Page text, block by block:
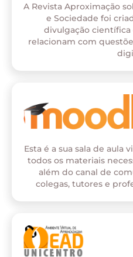
A Revista Aproximação
e Sociedade foi
divulgação científica
relacionam com
Esta é a sua sala de aula
todos os materiais
além do canal de
colegas, tutores e